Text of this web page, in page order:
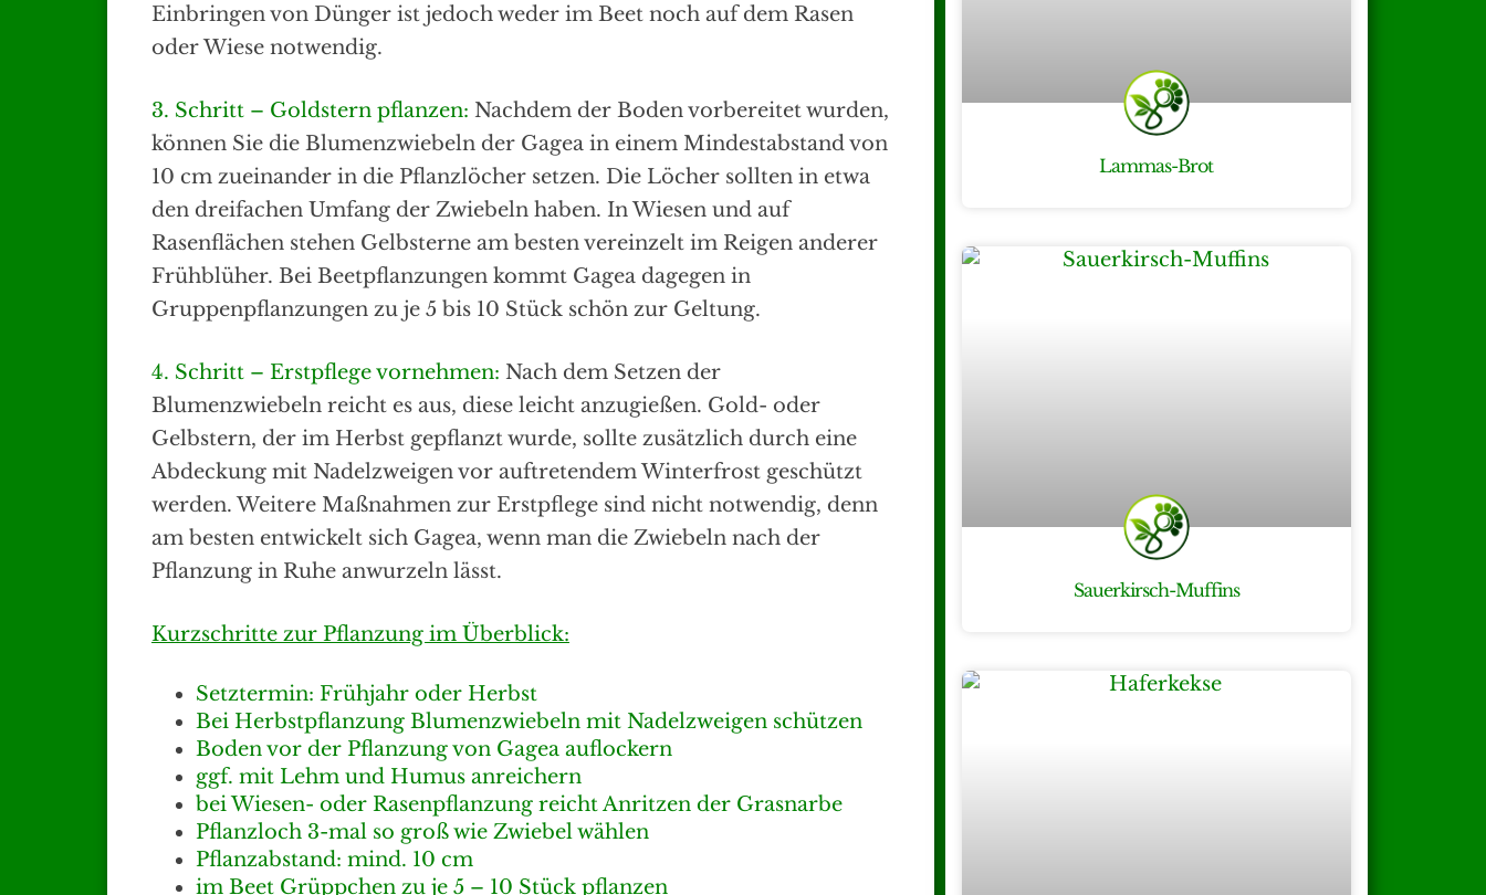
Einbringen von Dünger ist jedoch weder im Beet noch auf dem Rasen
oder Wiese notwendig.
3. Schritt – Goldstern pflanzen: Nachdem der Boden vorbereitet wurden,
können Sie die Blumenzwiebeln der Gagea in einem Mindestabstand von
10 cm zueinander in die Pflanzlöcher setzen. Die Löcher sollten in etwa
den dreifachen Umfang der Zwiebeln haben. In Wiesen und auf
Rasenflächen stehen Gelbsterne am besten vereinzelt im Reigen anderer
Frühblüher. Bei Beetpflanzungen kommt Gagea dagegen in
Gruppenpflanzungen zu je 5 bis 10 Stück schön zur Geltung.
4. Schritt – Erstpflege vornehmen: Nach dem Setzen der
Blumenzwiebeln reicht es aus, diese leicht anzugießen. Gold- oder
Gelbstern, der im Herbst gepflanzt wurde, sollte zusätzlich durch eine
Abdeckung mit Nadelzweigen vor auftretendem Winterfrost geschützt
werden. Weitere Maßnahmen zur Erstpflege sind nicht notwendig, denn
am besten entwickelt sich Gagea, wenn man die Zwiebeln nach der
Pflanzung in Ruhe anwurzeln lässt.
Kurzschritte zur Pflanzung im Überblick:
Setztermin: Frühjahr oder Herbst
Bei Herbstpflanzung Blumenzwiebeln mit Nadelzweigen schützen
Boden vor der Pflanzung von Gagea auflockern
ggf. mit Lehm und Humus anreichern
bei Wiesen- oder Rasenpflanzung reicht Anritzen der Grasnarbe
Pflanzloch 3-mal so groß wie Zwiebel wählen
Pflanzabstand: mind. 10 cm
im Beet Grüppchen zu je 5 – 10 Stück pflanzen
Lammas-Brot
Sauerkirsch-Muffins